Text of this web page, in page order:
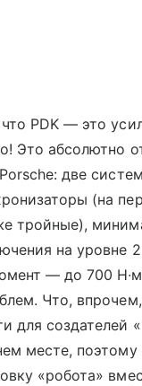
PDK — это
Это абсолютно
две
(на
тройные),
на уровне
— до 700
Что,
для создателей
месте, поэтому
«робота»